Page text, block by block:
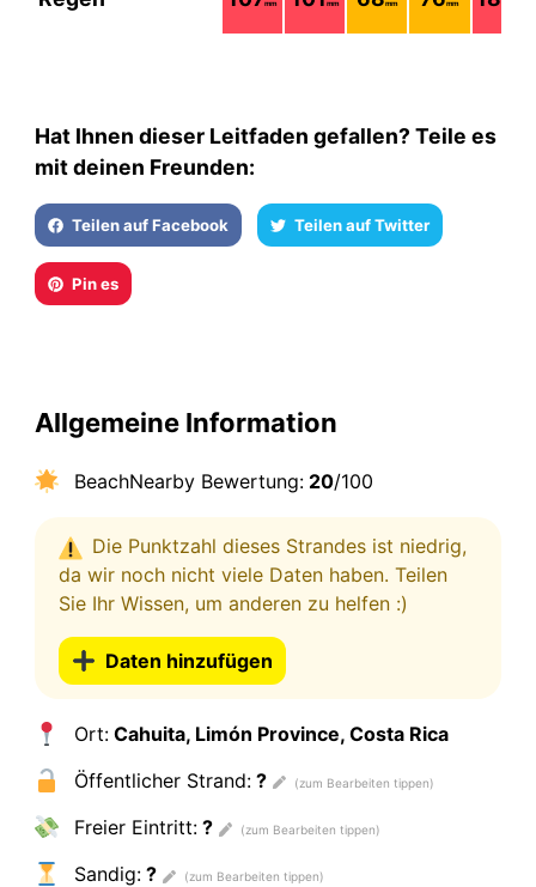
mm mm mm mm
Hat Ihnen dieser Leitfaden gefallen? Teile es
mit deinen Freunden:
Teilen auf Facebook Teilen auf Twitter
Pin es
Allgemeine Information
BeachNearby Bewertung:20/100
Die Punktzahl dieses Strandes ist niedrig,
da wir noch nicht viele Daten haben. Teilen
Sie Ihr Wissen, um anderen zu helfen :)
Daten hinzufügen
Ort:Cahuita, Limón Province, Costa Rica
Öffentlicher Strand:?
Freier Eintritt:?
Sandig:?